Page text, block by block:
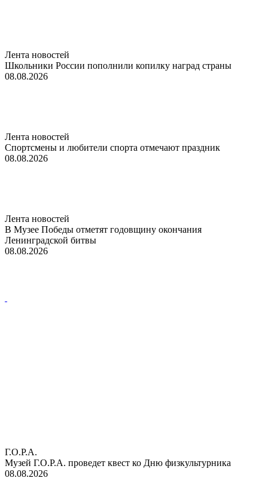
Лента новостей
Школьники России пополнили копилку наград страны
08.08.2026
Лента новостей
Спортсмены и любители спорта отмечают праздник
08.08.2026
Лента новостей
В Музее Победы отметят годовщину окончания
Ленинградской битвы
08.08.2026
Г.О.Р.А.
Музей Г.О.Р.А. проведет квест ко Дню физкультурника
08.08.2026